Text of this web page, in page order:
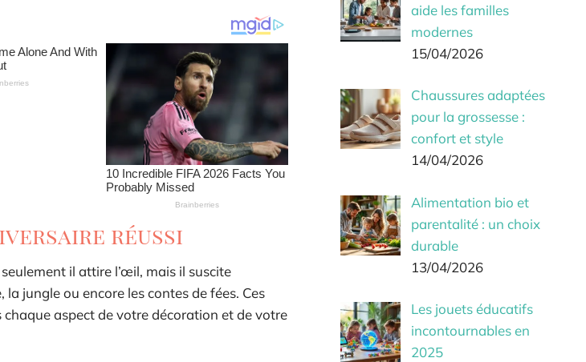
réussi
il attire l’œil, mais il suscite
jungle ou encore les contes de fées. Ces
aspect de votre décoration et de votre
aide les familles
modernes
15/04/2026
Chaussures adaptées
pour la grossesse :
confort et style
14/04/2026
Alimentation bio et
parentalité : un choix
durable
13/04/2026
Les jouets éducatifs
incontournables en
2025